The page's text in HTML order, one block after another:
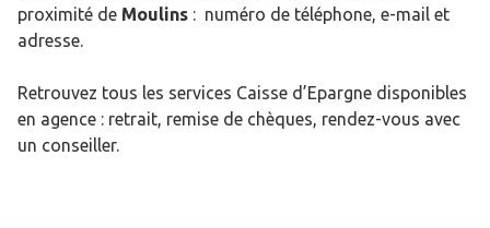
proximité de Moulins : numéro de téléphone, e-mail et
adresse.
Retrouvez tous les services Caisse d’Epargne disponibles
en agence : retrait, remise de chèques, rendez-vous avec
un conseiller.